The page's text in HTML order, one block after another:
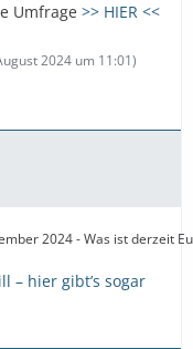
Umfrage >> HIER <<
2024 um 11:01)
2024 - Was ist derzeit
– hier gibt’s sogar